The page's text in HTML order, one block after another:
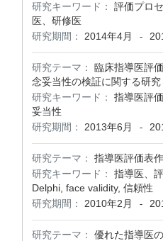
研究キーワード：
評価プロ
医、研修医
研究期間：
2014年4月 -
研究テーマ：
臨床指導医評
念妥当性の検証に関する研究
研究キーワード：
指導医評
妥当性
研究期間：
2013年6月 -
研究テーマ：
指導医評価表
研究キーワード：
指導医、
Delphi, face validity, 信頼性
研究期間：
2010年2月 -
研究テーマ：
優れた指導医